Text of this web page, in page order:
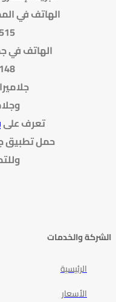
الهاتف في
الهاتف في
تعرف على
حمل تطبيق
الشركة والخدمات
الرئيسية
الأسعار